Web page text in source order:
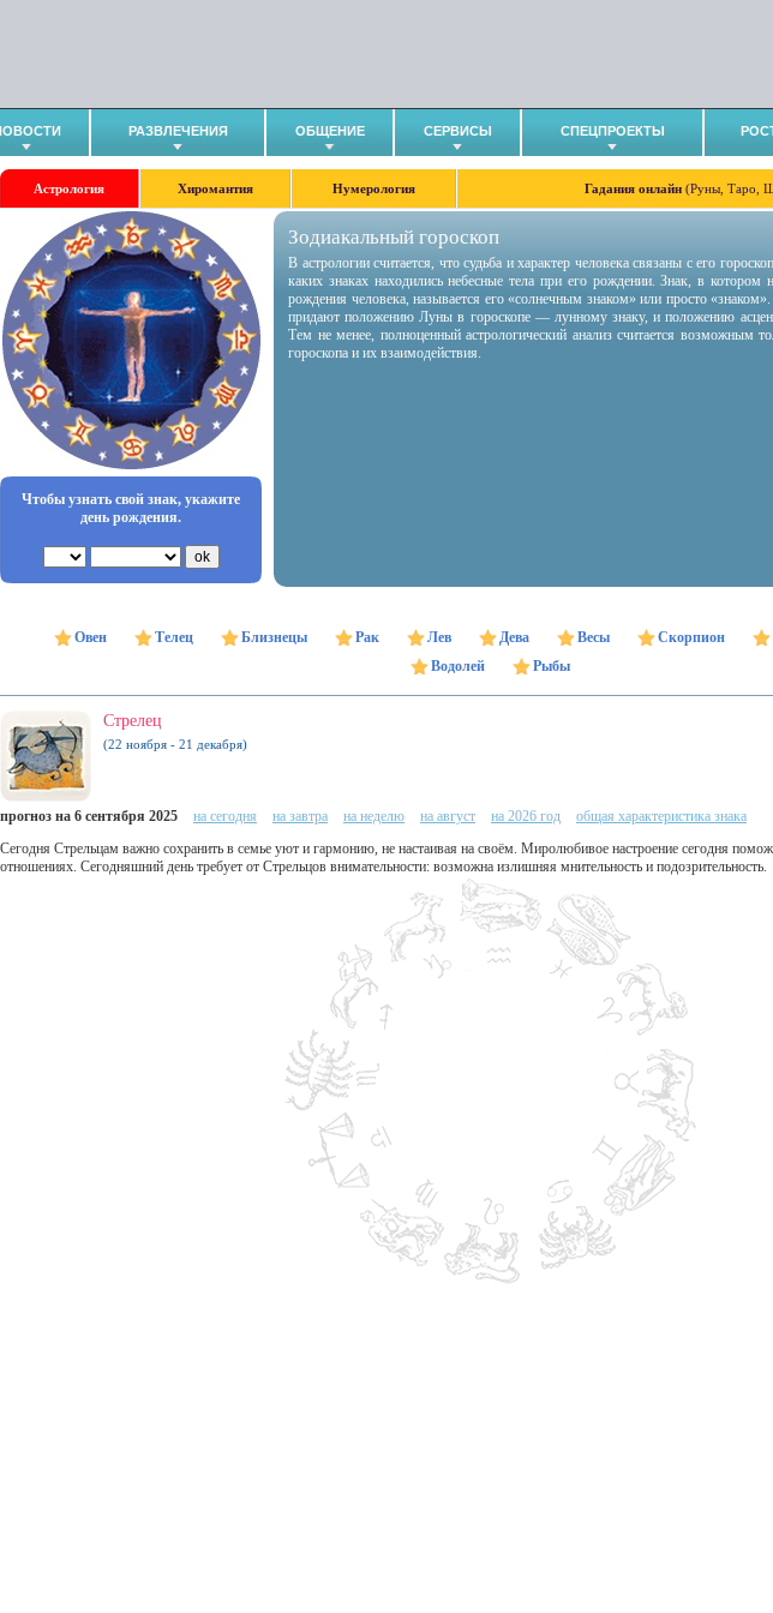
РАЗВЛЕЧЕНИЯ ОБЩЕНИЕ СЕРВИСЫ СПЕЦПРОЕКТЫ
Астрология Хиромантия Нумерология Гадания онлайн (Руны, Таро,
Чтобы узнать свой знак, укажите
день рождения.
Зодиакальный гороскоп
В астрологии считается, что судьба и характер человека связаны с его
каких знаках находились небесные тела при его рождении. Знак, в котором
рождения человека, называется его «солнечным знаком» или просто
придают положению Луны в гороскопе — лунному знаку, и положению
Тем не менее, полноценный астрологический анализ считается возможным
гороскопа и их взаимодействия.
Овен Телец Близнецы Рак Лев Дева Весы Скорпион
Водолей
Рыбы
Стрелец
(22 ноября - 21 декабря)
прогноз на 6 сентября 2025 на сегодня на завтра на неделю на август на 2026 год
общая характеристика знака
Сегодня Стрельцам важно сохранить в семье уют и гармонию, не настаивая на своём. Миролюбивое настроение сегодня
отношениях. Сегодняшний день требует от Стрельцов внимательности: возможна излишняя мнительность и подозрительность.